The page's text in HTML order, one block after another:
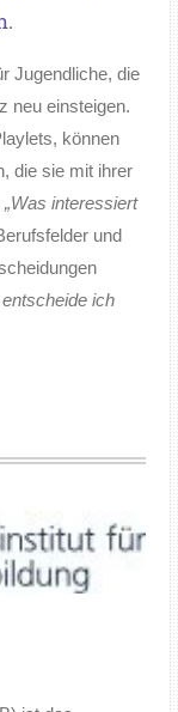
Jugendliche, die
neu einsteigen.
können
die sie mit ihrer
„Was interessiert
und
entscheide ich